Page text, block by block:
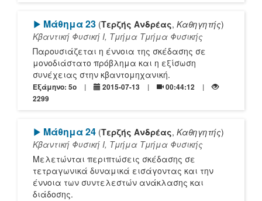
[Play]
Μάθημα 23 (Τερζής Ανδρέας, Καθηγητής)
Κβαντική Φυσική Ι, Τμήμα Τμήμα Φυσικής
Παρουσιάζεται η έννοια της σκέδασης σε
μονοδιάστατο πρόβλημα και η εξίσωση
συνέχειας στην κβαντομηχανική.
Εξάμηνο: 5o 2015-07-13
00:44:12
2299
[Play]
Μάθημα 24 (Τερζής Ανδρέας, Καθηγητής)
Κβαντική Φυσική Ι, Τμήμα Τμήμα Φυσικής
Μελετώνται περιπτώσεις σκέδασης σε
τετραγωνικά δυναμικά εισάγοντας και την
έννοια των συντελεστών ανάκλασης και
διάδοσης.